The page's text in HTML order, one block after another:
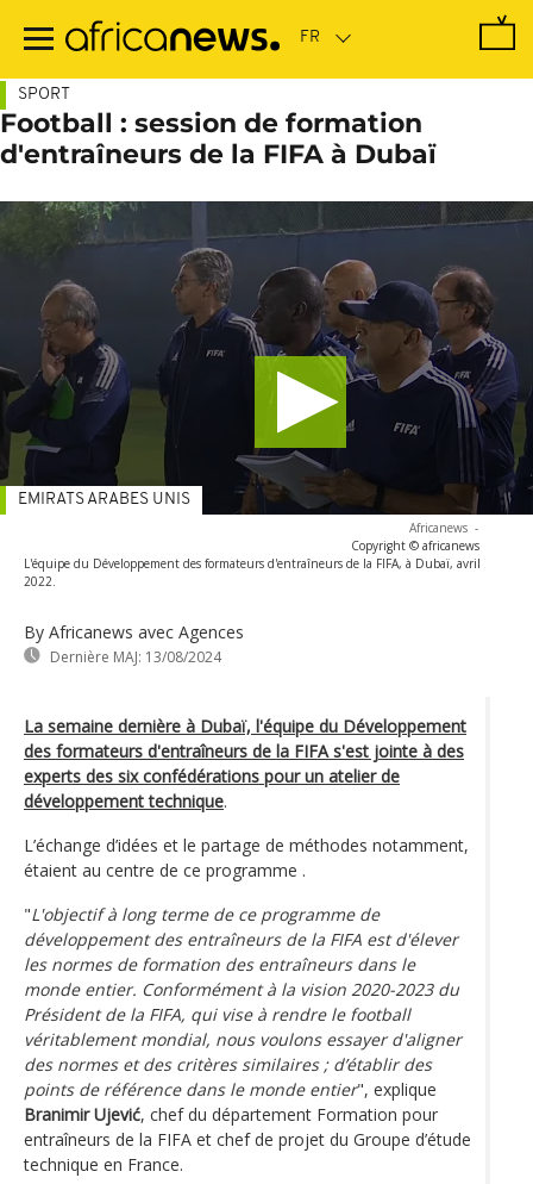
contenu
SPORT
Football : session de formation
d'entraîneurs de la FIFA à Dubaï
Africanews -
Copyright © africanews
L'équipe du Développement des formateurs d'entraîneurs de la FIFA, à Dubaï, avril
2022.
By Africanews avec Agences
Dernière MAJ: 13/08/2024
EMIRATS ARABES UNIS
La semaine dernière à Dubaï, l'équipe du Développement
des formateurs d'entraîneurs de la FIFA s'est jointe à des
experts des six confédérations pour un atelier de
développement technique.
L’échange d’idées et le partage de méthodes notamment,
étaient au centre de ce programme .
"L'objectif à long terme de ce programme de
développement des entraîneurs de la FIFA est d'élever
les normes de formation des entraîneurs dans le
monde entier. Conformément à la vision 2020-2023 du
Président de la FIFA, qui vise à rendre le football
véritablement mondial, nous voulons essayer d'aligner
des normes et des critères similaires ; d’établir des
points de référence dans le monde entier", explique
Branimir Ujević, chef du département Formation pour
entraîneurs de la FIFA et chef de projet du Groupe d’étude
technique en France.